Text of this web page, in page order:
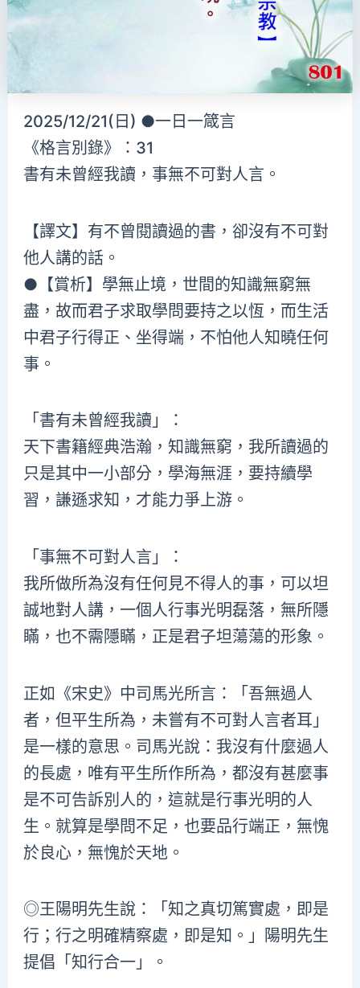
2025/12/21(日) ●一日一箴言
《格言別錄》：31
書有未曾經我讀，事無不可對人言。
【譯文】有不曾閱讀過的書，卻沒有不可對
他人講的話。
●【賞析】學無止境，世間的知識無窮無
盡，故而君子求取學問要持之以恆，而生活
中君子行得正、坐得端，不怕他人知曉任何
事。
「書有未曾經我讀」：
天下書籍經典浩瀚，知識無窮，我所讀過的
只是其中一小部分，學海無涯，要持續學
習，謙遜求知，才能力爭上游。
「事無不可對人言」：
我所做所為沒有任何見不得人的事，可以坦
誠地對人講，一個人行事光明磊落，無所隱
瞞，也不需隱瞞，正是君子坦蕩蕩的形象。
正如《宋史》中司馬光所言：「吾無過人
者，但平生所為，未嘗有不可對人言者耳」
是一樣的意思。司馬光說：我沒有什麼過人
的長處，唯有平生所作所為，都沒有甚麼事
是不可告訴別人的，這就是行事光明的人
生。就算是學問不足，也要品行端正，無愧
於良心，無愧於天地。
◎王陽明先生說：「知之真切篤實處，即是
行；行之明確精察處，即是知。」陽明先生
提倡「知行合一」。